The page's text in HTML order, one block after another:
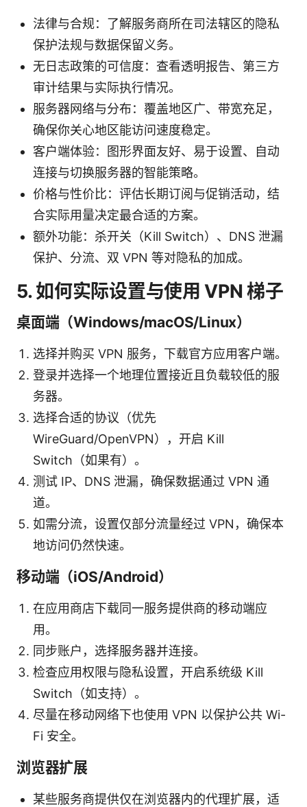
法律与合规：了解服务商所在司法辖区的隐私
保护法规与数据保留义务。
无日志政策的可信度：查看透明报告、第三方
审计结果与实际执行情况。
服务器网络与分布：覆盖地区广、带宽充足，
确保你关心地区能访问速度稳定。
客户端体验：图形界面友好、易于设置、自动
连接与切换服务器的智能策略。
价格与性价比：评估长期订阅与促销活动，结
合实际用量决定最合适的方案。
额外功能：杀开关（Kill Switch）、DNS 泄漏
保护、分流、双 VPN 等对隐私的加成。
5. 如何实际设置与使用 VPN 梯子
桌面端（Windows/macOS/Linux）
选择并购买 VPN 服务，下载官方应用客户端。
登录并选择一个地理位置接近且负载较低的服
务器。
选择合适的协议（优先
WireGuard/OpenVPN），开启 Kill
Switch（如果有）。
测试 IP、DNS 泄漏，确保数据通过 VPN 通
道。
如需分流，设置仅部分流量经过 VPN，确保本
地访问仍然快速。
移动端（iOS/Android）
在应用商店下载同一服务提供商的移动端应
用。
同步账户，选择服务器并连接。
检查应用权限与隐私设置，开启系统级 Kill
Switch（如支持）。
尽量在移动网络下也使用 VPN 以保护公共 Wi-
Fi 安全。
浏览器扩展
某些服务商提供仅在浏览器内的代理扩展，适